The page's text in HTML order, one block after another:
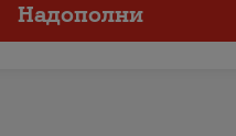
Надополни